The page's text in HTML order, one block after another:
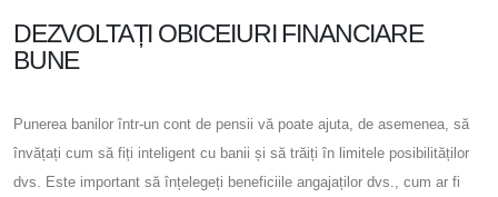
DEZVOLTAȚI OBICEIURI FINANCIARE
BUNE
Punerea banilor într-un cont de pensii vă poate ajuta, de asemenea, să
învățați cum să fiți inteligent cu banii și să trăiți în limitele posibilităților
dvs. Este important să înțelegeți beneficiile angajaților dvs., cum ar fi